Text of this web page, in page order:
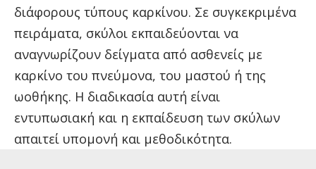
διάφορους τύπους καρκίνου. Σε συγκεκριμένα
πειράματα, σκύλοι εκπαιδεύονται να
αναγνωρίζουν δείγματα από ασθενείς με
καρκίνο του πνεύμονα, του μαστού ή της
ωοθήκης. Η διαδικασία αυτή είναι
εντυπωσιακή και η εκπαίδευση των σκύλων
απαιτεί υπομονή και μεθοδικότητα.